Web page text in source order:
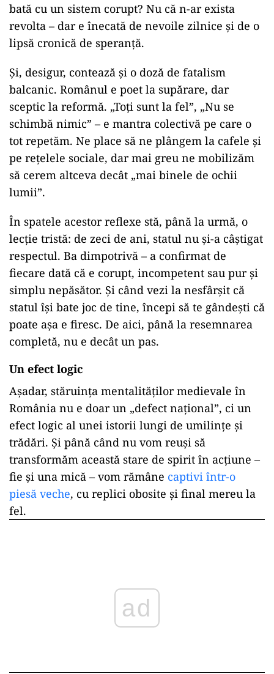
bată cu un sistem corupt? Nu că n-ar exista
revolta – dar e înecată de nevoile zilnice și de o
lipsă cronică de speranță.
Și, desigur, contează și o doză de fatalism
balcanic. Românul e poet la supărare, dar
sceptic la reformă. „Toți sunt la fel”, „Nu se
schimbă nimic” – e mantra colectivă pe care o
tot repetăm. Ne place să ne plângem la cafele și
pe rețelele sociale, dar mai greu ne mobilizăm
să cerem altceva decât „mai binele de ochii
lumii”.
În spatele acestor reflexe stă, până la urmă, o
lecție tristă: de zeci de ani, statul nu și-a câștigat
respectul. Ba dimpotrivă – a confirmat de
fiecare dată că e corupt, incompetent sau pur și
simplu nepăsător. Și când vezi la nesfârșit că
statul își bate joc de tine, începi să te gândești că
poate așa e firesc. De aici, până la resemnarea
completă, nu e decât un pas.
Un efect logic
Așadar, stăruința mentalităților medievale în
România nu e doar un „defect național”, ci un
efect logic al unei istorii lungi de umilințe și
trădări. Și până când nu vom reuși să
transformăm această stare de spirit în acțiune –
fie și una mică – vom rămâne captivi într-o
piesă veche, cu replici obosite și final mereu la
fel.
ad